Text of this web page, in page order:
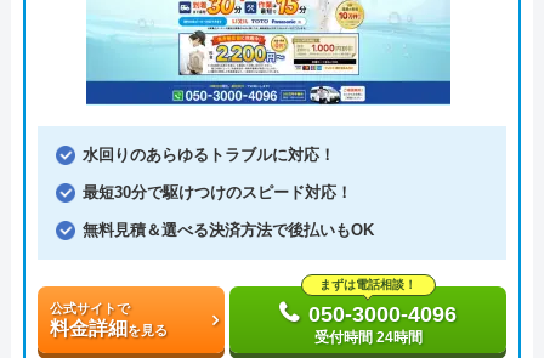
水回りのあらゆるトラブルに対応！
最短30分で駆けつけのスピード対応！
無料見積＆選べる決済方法で後払いもOK
公式サイトで
料金詳細を見る
まずは電話相談！
050-3000-4096
受付時間 24時間